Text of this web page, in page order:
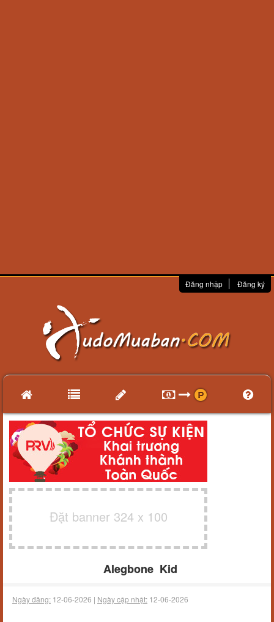
Đăng nhập Đăng ký
Đặt banner 324 x 100
Alegbone Kid
Ngày đăng: 12-06-2026 | Ngày cập nhật: 12-06-2026